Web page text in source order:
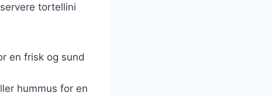
tortellini
en frisk og sund
hummus for en